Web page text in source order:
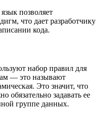
позволяет
что дает разработчику
кода.
набор правил для
— это называют
Это значит, что
обязательно задавать ее
группе данных.